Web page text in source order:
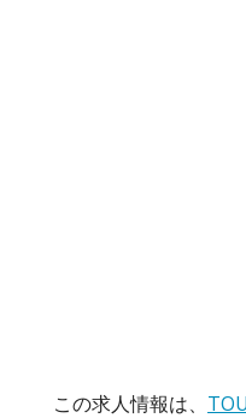
この求人情報は、